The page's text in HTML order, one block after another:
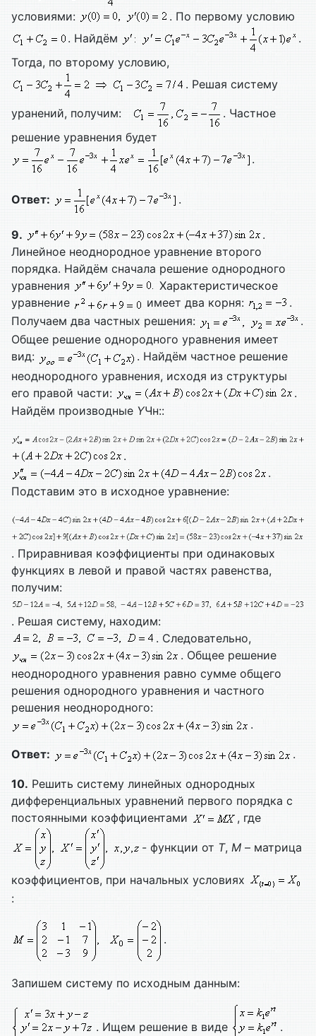
условиями:
. По первому условию
. Найдём
.
Тогда, по второму условию,
. Решая систему
уранений, получим:
. Частное
решение уравнения будет
.
Ответ: .
9.
.
Линейное неоднородное уравнение второго
порядка. Найдём сначала решение однородного
уравнения
Характеристическое
уравнение
имеет два корня:
.
Получаем два частных решения:
.
Общее решение однородного уравнения имеет
вид:
. Найдём частное решение
неоднородного уравнения, исходя из структуры
его правой части:
.
Найдём производные YЧн::
.
.
Подставим это в исходное уравнение:
. Приравнивая коэффициенты при одинаковых
функциях в левой и правой частях равенства,
получим:
. Решая систему, находим:
. Следовательно,
. Общее решение
неоднородного уравнения равно сумме общего
решения однородного уравнения и частного
решения неоднородного:
.
Ответ: .
10. Решить систему линейных однородных
дифференциальных уравнений первого порядка с
постоянными коэффициентами
, где
- функции от T, M – матрица
коэффициентов, при начальных условиях
:
.
Запишем систему по исходным данным:
. Ищем решение в виде .